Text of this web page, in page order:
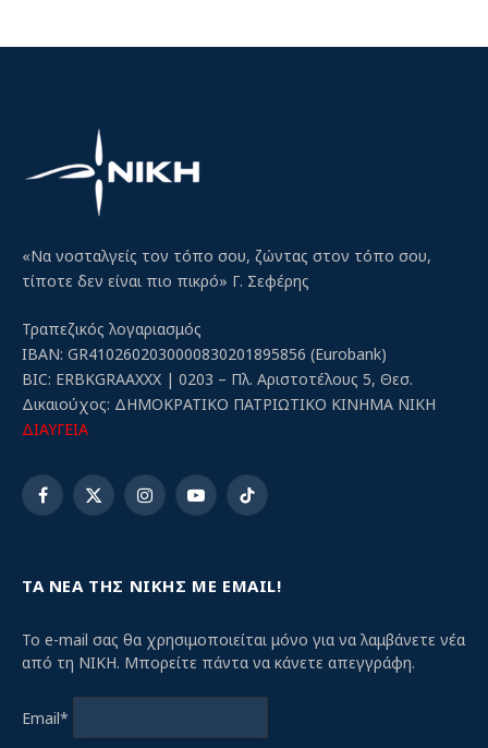
«Να νοσταλγείς τον τόπο σου, ζώντας στον τόπο σου,
τίποτε δεν είναι πιο πικρό» Γ. Σεφέρης
Τραπεζικός λογαριασμός
IBAN: GR4102602030000830201895856 (Eurobank)
BIC: ERBKGRAAXXX | 0203 – Πλ. Αριστοτέλους 5, Θεσ.
Δικαιούχος: ΔΗΜΟΚΡΑΤΙΚΟ ΠΑΤΡΙΩΤΙΚΟ ΚΙΝΗΜΑ ΝΙΚΗ
ΔΙΑΥΓΕΙΑ
Facebook
X
InstagramYouTubeTikTok
ΤΑ ΝΕΑ ΤΗΣ ΝΙΚΗΣ ΜΕ EMAIL!
Το e-mail σας θα χρησιμοποιείται μόνο για να λαμβάνετε νέα
από τη ΝΙΚΗ. Μπορείτε πάντα να κάνετε απεγγράφη.
Email*